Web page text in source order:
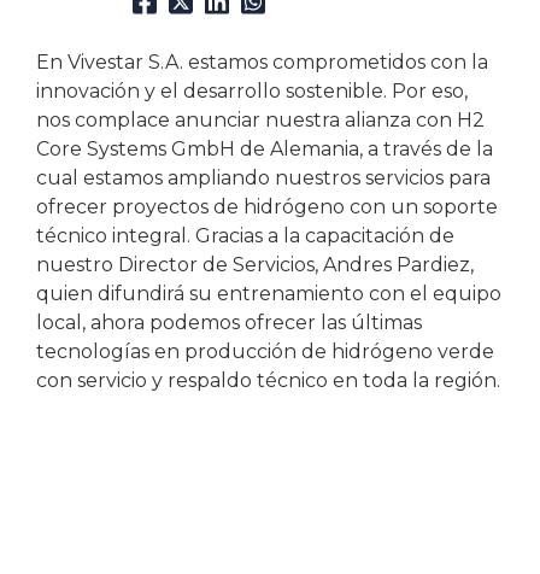
En Vivestar S.A. estamos comprometidos con la
innovación y el desarrollo sostenible. Por eso,
nos complace anunciar nuestra alianza con H2
Core Systems GmbH de Alemania, a través de la
cual estamos ampliando nuestros servicios para
ofrecer proyectos de hidrógeno con un soporte
técnico integral. Gracias a la capacitación de
nuestro Director de Servicios, Andres Pardiez,
quien difundirá su entrenamiento con el equipo
local, ahora podemos ofrecer las últimas
tecnologías en producción de hidrógeno verde
con servicio y respaldo técnico en toda la región.